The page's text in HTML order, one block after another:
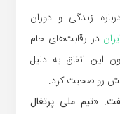
زندگی و دوران
در رقابت‌های جام
این اتفاق به دلیل
پیش رو صحبت کرد.
بنفیکا درباره جام جهانی ۲۰۲۶ گفت: «تیم ملی پرتغال